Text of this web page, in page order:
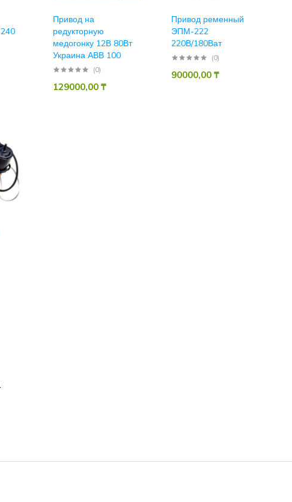
Привод на
редукторную
медогонку 12В 80Вт
Украина АВВ 100
(0)
129000,00₸
Привод ременный
ЭПМ-222
220В/180Ват
(0)
90000,00₸